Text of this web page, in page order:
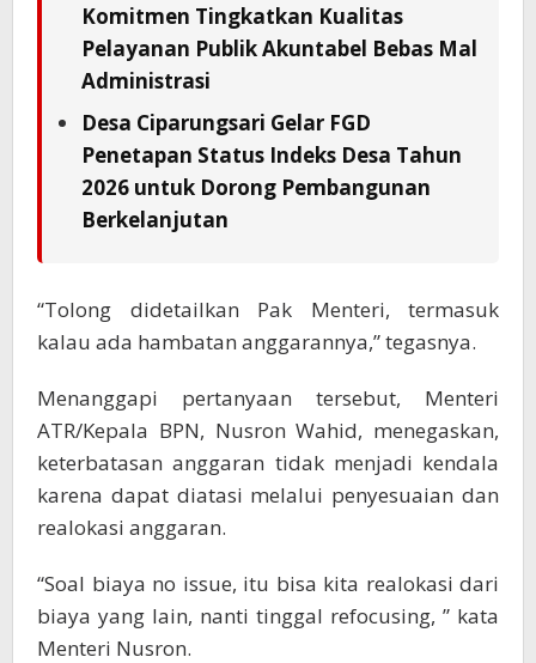
Komitmen Tingkatkan Kualitas
Pelayanan Publik Akuntabel Bebas Mal
Administrasi
Desa Ciparungsari Gelar FGD
Penetapan Status Indeks Desa Tahun
2026 untuk Dorong Pembangunan
Berkelanjutan
“Tolong didetailkan Pak Menteri, termasuk
kalau ada hambatan anggarannya,” tegasnya.
Menanggapi pertanyaan tersebut, Menteri
ATR/Kepala BPN, Nusron Wahid, menegaskan,
keterbatasan anggaran tidak menjadi kendala
karena dapat diatasi melalui penyesuaian dan
realokasi anggaran.
“Soal biaya no issue, itu bisa kita realokasi dari
biaya yang lain, nanti tinggal refocusing, ” kata
Menteri Nusron.